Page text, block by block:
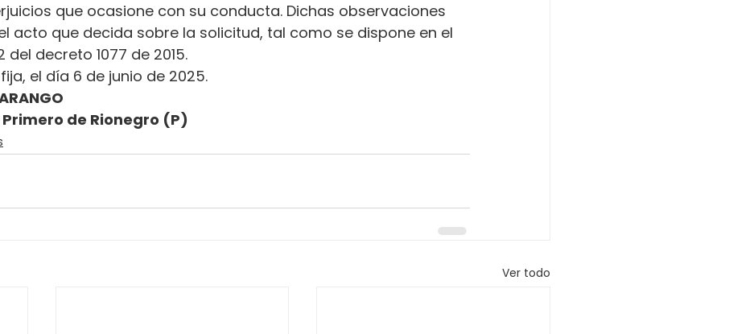
que ocasione con su conducta. Dichas observaciones
acto que decida sobre la solicitud, tal como se dispone en el
del decreto 1077 de 2015.
el día 6 de junio de 2025.
de Rionegro (P)
Ver todo